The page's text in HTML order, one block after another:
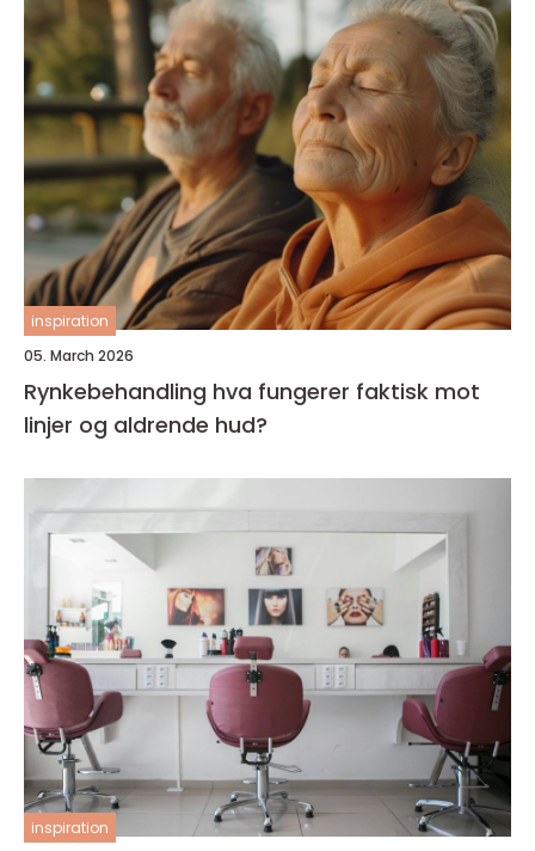
inspiration
05. March 2026
Rynkebehandling hva fungerer faktisk mot
linjer og aldrende hud?
inspiration